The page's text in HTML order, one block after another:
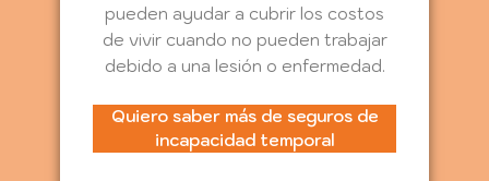
pueden ayudar a cubrir los costos
de vivir cuando no pueden trabajar
debido a una lesión o enfermedad.
Quiero saber más de seguros de
incapacidad temporal